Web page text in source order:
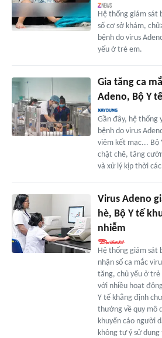
Hệ thống giám sát
số cơ sở khám,
bệnh do virus
yếu ở trẻ em.
Gia tăng ca
Adeno, Bộ Y
Gần đây, hệ thống
bệnh do virus
viêm kết mạc... Bộ
chặt chẽ, tăng
và xử lý kịp thời
Virus Adeno
hè, Bộ Y tế
nhiễm
Hệ thống giám sát
nhận số ca mắc
tăng, chủ yếu ở
với nhiều hoạt
Y tế khẳng định
thường về quy mô
khuyến cáo người
không tự ý sử